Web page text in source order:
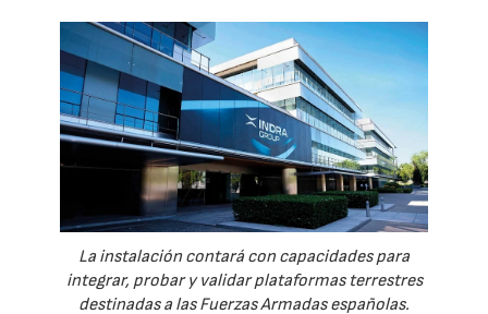
La instalación contará con capacidades para
integrar, probar y validar plataformas terrestres
destinadas a las Fuerzas Armadas españolas.